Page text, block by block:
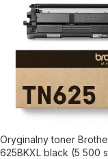
Oryginalny toner
625BKXL black (5 500